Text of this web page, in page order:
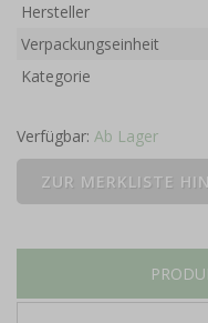
Hersteller
Verpackungseinheit
Kategorie
Verfügbar: Ab Lager